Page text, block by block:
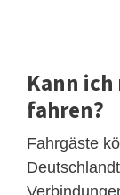
Kann ich
fahren?
Fahrgäste